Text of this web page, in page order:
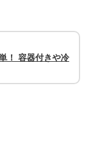
！ 容器付きや冷